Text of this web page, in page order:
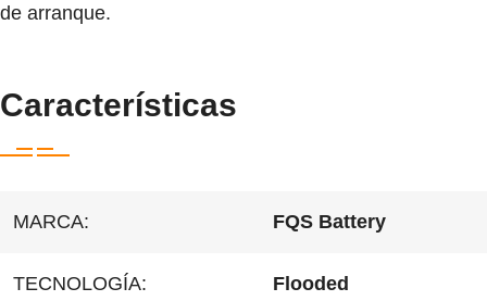
de arranque.
Características
MARCA: FQS Battery
TECNOLOGÍA: Flooded